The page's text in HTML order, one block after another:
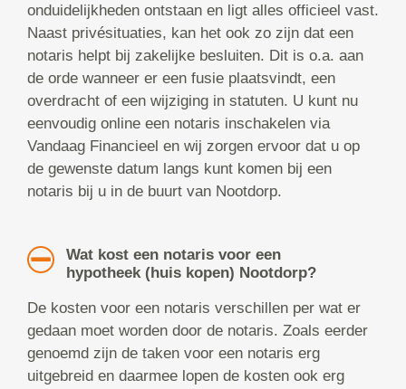
onduidelijkheden ontstaan en ligt alles officieel vast.
Naast privésituaties, kan het ook zo zijn dat een
notaris helpt bij zakelijke besluiten. Dit is o.a. aan
de orde wanneer er een fusie plaatsvindt, een
overdracht of een wijziging in statuten. U kunt nu
eenvoudig online een notaris inschakelen via
Vandaag Financieel en wij zorgen ervoor dat u op
de gewenste datum langs kunt komen bij een
notaris bij u in de buurt van Nootdorp.
Wat kost een notaris voor een
hypotheek (huis kopen) Nootdorp?
De kosten voor een notaris verschillen per wat er
gedaan moet worden door de notaris. Zoals eerder
genoemd zijn de taken voor een notaris erg
uitgebreid en daarmee lopen de kosten ook erg